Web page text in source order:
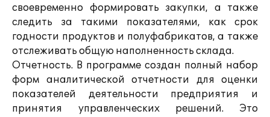
своевременно формировать закупки, а также
следить за такими показателями, как срок
годности продуктов и полуфабрикатов, а также
отслеживать общую наполненность склада.
Отчетность. В программе создан полный набор
форм аналитической отчетности для оценки
показателей деятельности предприятия и
принятия управленческих решений. Это